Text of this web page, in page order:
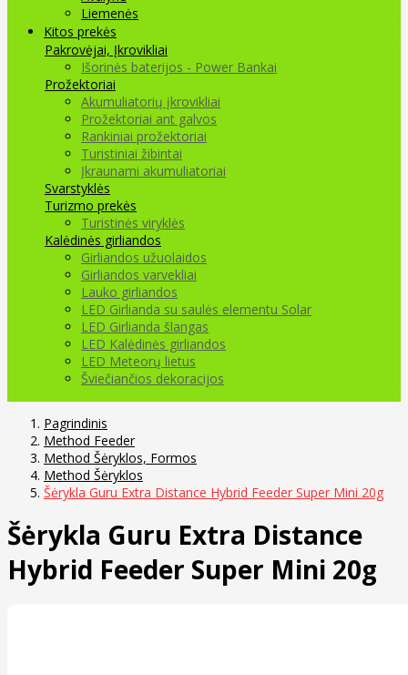
Liemenės
Kitos prekės
Pakrovėjai, Įkrovikliai
Išorinės baterijos - Power Bankai
Prožektoriai
Akumuliatorių įkrovikliai
Prožektoriai ant galvos
Rankiniai prožektoriai
Turistiniai žibintai
Įkraunami akumuliatoriai
Svarstyklės
Turizmo prekės
Turistinės viryklės
Kalėdinės girliandos
Girliandos užuolaidos
Girliandos varvekliai
Lauko girliandos
LED Girlianda su saulės elementu Solar
LED Girlianda šlangas
LED Kalėdinės girliandos
LED Meteorų lietus
Šviečiančios dekoracijos
Pagrindinis
Method Feeder
Method Šėryklos, Formos
Method Šėryklos
Šėrykla Guru Extra Distance Hybrid Feeder Super Mini 20g
Šėrykla Guru Extra Distance
Hybrid Feeder Super Mini 20g